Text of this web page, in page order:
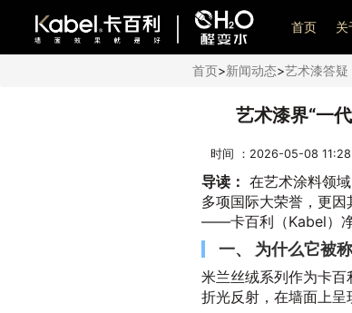
艺术漆加盟
首页 关
首页>新闻动态>艺术漆答疑
艺术漆界“一
时间 ：2026-05-08
导读： 在艺术涂料领
多项国际大荣誉，更
——卡百利（Kabel）净
一、 为什么它被
米兰丝绒系列作为卡
折光反射，在墙面上呈